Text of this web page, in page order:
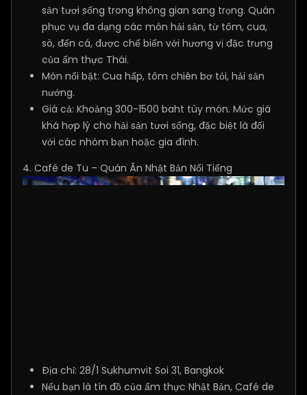
sản tươi sống trong không gian sang trọng. Quán
phục vụ đa dạng các món hải sản, từ tôm, cua,
sò, đến cá, được chế biến với hương vị đặc trưng
của ẩm thực Thái.
Món nổi bật: Cua hấp, tôm chiên bơ tỏi, hải sản
nướng.
Giá cả: Khoảng 300-1500 baht tùy món. Mức giá
khá hợp lý cho hải sản tươi sống, đặc biệt là đối
với các nhóm bạn hoặc gia đình.
4. Café de Tu – Quán Ăn Nhật Bản Nổi Tiếng
Địa chỉ: 28/1 Sukhumvit Soi 31, Bangkok
Nếu bạn là tín đồ của ẩm thực Nhật Bản, Café de